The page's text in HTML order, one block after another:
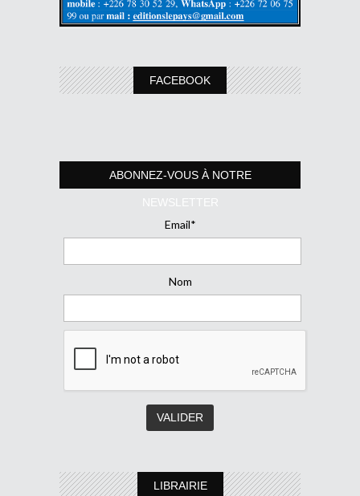
FACEBOOK
ABONNEZ-VOUS À NOTRE
NEWSLETTER
Email*
Nom
LIBRAIRIE